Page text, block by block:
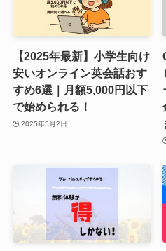
【2025年最新】小学生向け
安いオンライン英会話おす
すめ6選｜月額5,000円以下
で始められる！
2025年5月2日